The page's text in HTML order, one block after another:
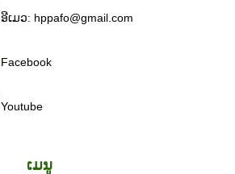
ອີເມວ: hppafo@gmail.com
Facebook
Youtube
ເມນູ